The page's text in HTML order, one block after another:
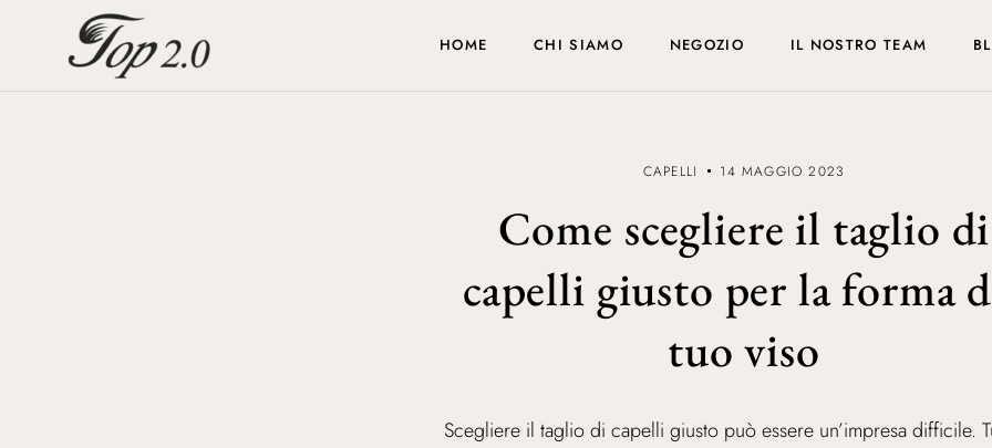
HOME CHI SIAMO NEGOZIO IL NOSTRO TEAM
CAPELLI 14 MAGGIO 2023
Come scegliere il taglio di
capelli giusto per la forma
tuo viso
Scegliere il taglio di capelli giusto può essere un’impresa difficile.